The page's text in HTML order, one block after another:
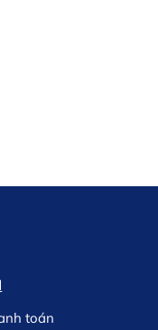
toán